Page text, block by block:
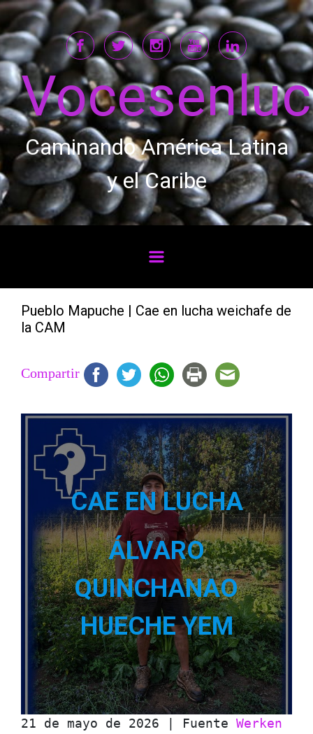
Saltar al contenido principal
Caminando América Latina
y el Caribe
Pueblo Mapuche | Cae en lucha weichafe de
la CAM
Compartir
CAE EN LUCHA
ÁLVARO
QUINCHANAO
HUECHE YEM
21 de mayo de 2026 | Fuente Werken